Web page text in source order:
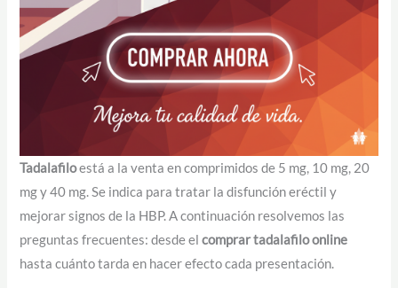
Tadalafiloestá a la venta en comprimidos de 5 mg, 10 mg, 20
mg y 40 mg. Se indica para tratar la disfunción eréctil y
mejorar signos de la HBP. A continuación resolvemos las
preguntas frecuentes: desde elcomprar tadalafilo online
hasta cuánto tarda en hacer efecto cada presentación.